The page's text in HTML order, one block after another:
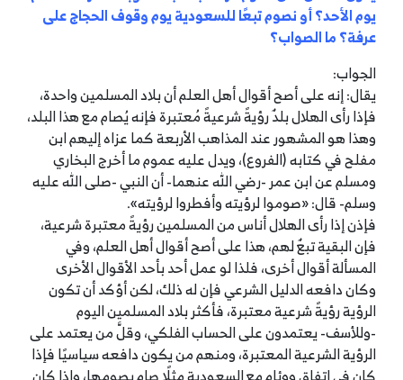
يوم الأحد؟ أو نصوم تبعًا للسعودية يوم وقوف الحجاج على
عرفة؟ ما الصواب؟
الجواب:
يقال: إنه على أصح أقوال أهل العلم أن بلاد المسلمين واحدة،
فإذا رأى الهلال بلدٌ رؤيةً شرعيةً مُعتبرة فإنه يُصام مع هذا البلد،
وهذا هو المشهور عند المذاهب الأربعة كما عزاه إليهم ابن
مفلح في كتابه (الفروع)، ويدل عليه عموم ما أخرج البخاري
ومسلم عن ابن عمر -رضي الله عنهما- أن النبي -صلى الله عليه
وسلم- قال: «صوموا لرؤيته وأفطروا لرؤيته».
فإذن إذا رأى الهلال أناس من المسلمين رؤيةً معتبرة شرعية،
فإن البقية تبعٌ لهم، هذا على أصح أقوال أهل العلم، وفي
المسألة أقوال أخرى، فلذا لو عمل أحد بأحد الأقوال الأخرى
وكان دافعه الدليل الشرعي فإن له ذلك، لكن أؤكد أن تكون
الرؤية رؤيةً شرعية معتبرة، فأكثر بلاد المسلمين اليوم
-وللأسف- يعتمدون على الحساب الفلكي، وقلَّ من يعتمد على
الرؤية الشرعية المعتبرة، ومنهم من يكون دافعه سياسيًا فإذا